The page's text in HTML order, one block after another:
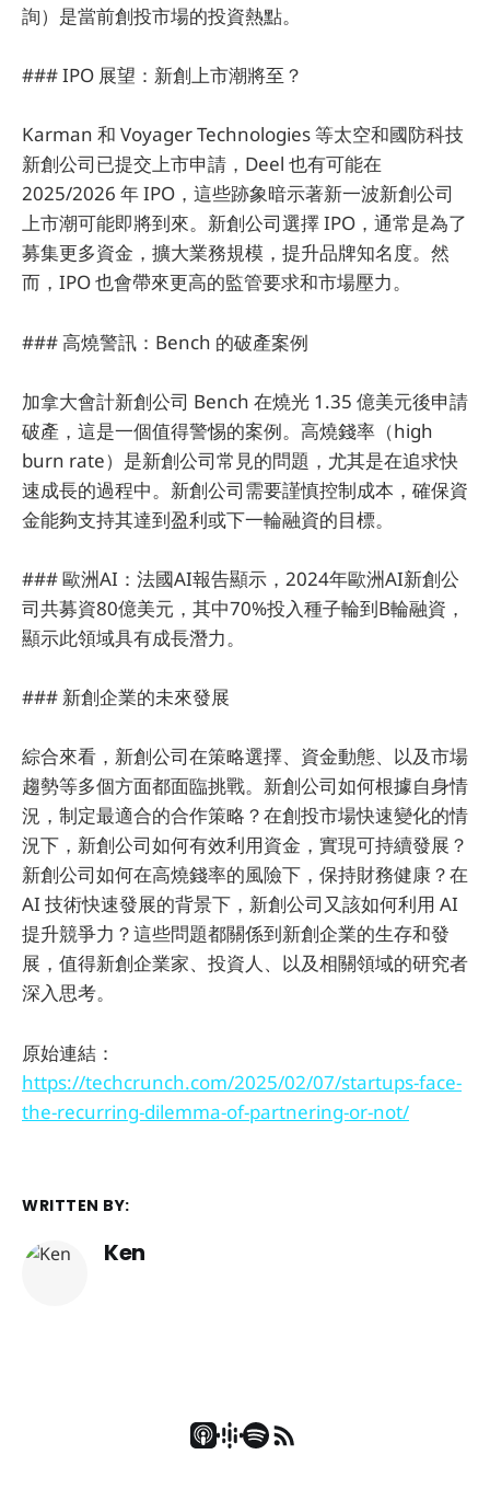
詢）是當前創投市場的投資熱點。
### IPO 展望：新創上市潮將至？
Karman 和 Voyager Technologies 等太空和國防科技
新創公司已提交上市申請，Deel 也有可能在
2025/2026 年 IPO，這些跡象暗示著新一波新創公司
上市潮可能即將到來。新創公司選擇 IPO，通常是為了
募集更多資金，擴大業務規模，提升品牌知名度。然
而，IPO 也會帶來更高的監管要求和市場壓力。
### 高燒警訊：Bench 的破產案例
加拿大會計新創公司 Bench 在燒光 1.35 億美元後申請
破產，這是一個值得警惕的案例。高燒錢率（high
burn rate）是新創公司常見的問題，尤其是在追求快
速成長的過程中。新創公司需要謹慎控制成本，確保資
金能夠支持其達到盈利或下一輪融資的目標。
### 歐洲AI：法國AI報告顯示，2024年歐洲AI新創公
司共募資80億美元，其中70%投入種子輪到B輪融資，
顯示此領域具有成長潛力。
### 新創企業的未來發展
綜合來看，新創公司在策略選擇、資金動態、以及市場
趨勢等多個方面都面臨挑戰。新創公司如何根據自身情
況，制定最適合的合作策略？在創投市場快速變化的情
況下，新創公司如何有效利用資金，實現可持續發展？
新創公司如何在高燒錢率的風險下，保持財務健康？在
AI 技術快速發展的背景下，新創公司又該如何利用 AI
提升競爭力？這些問題都關係到新創企業的生存和發
展，值得新創企業家、投資人、以及相關領域的研究者
深入思考。
原始連結：
https://techcrunch.com/2025/02/07/startups-face-
the-recurring-dilemma-of-partnering-or-not/
WRITTEN BY:
Ken